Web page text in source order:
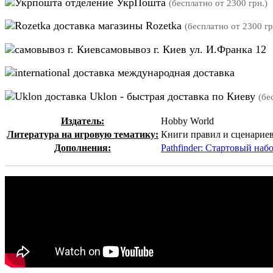
(бесплатно от 2300 грн.)
магазины Rozetka (бесплатно от 2300
самовывоз г. Киев ул. И.Франка 12
международная доставка
Uklon - быстрая доставка по Киеву
Издатель:
Hobby World
Литература на игровую тематику: Книги правил и сценариев
Дополнения:
Pathfinder: Стартовый